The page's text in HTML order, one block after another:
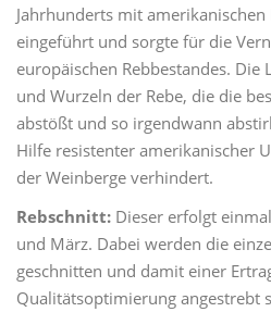
Jahrhunderts mit amerikanischen
eingeführt und sorgte für die
europäischen Rebbestandes. Die
und Wurzeln der Rebe, die die
abstößt und so irgendwann
Hilfe resistenter amerikanischer
der Weinberge verhindert.
Rebschnitt: Dieser erfolgt
und März. Dabei werden die
geschnitten und damit einer
Qualitätsoptimierung angestrebt